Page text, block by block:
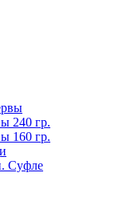
240 гр.
160 гр.
Суфле